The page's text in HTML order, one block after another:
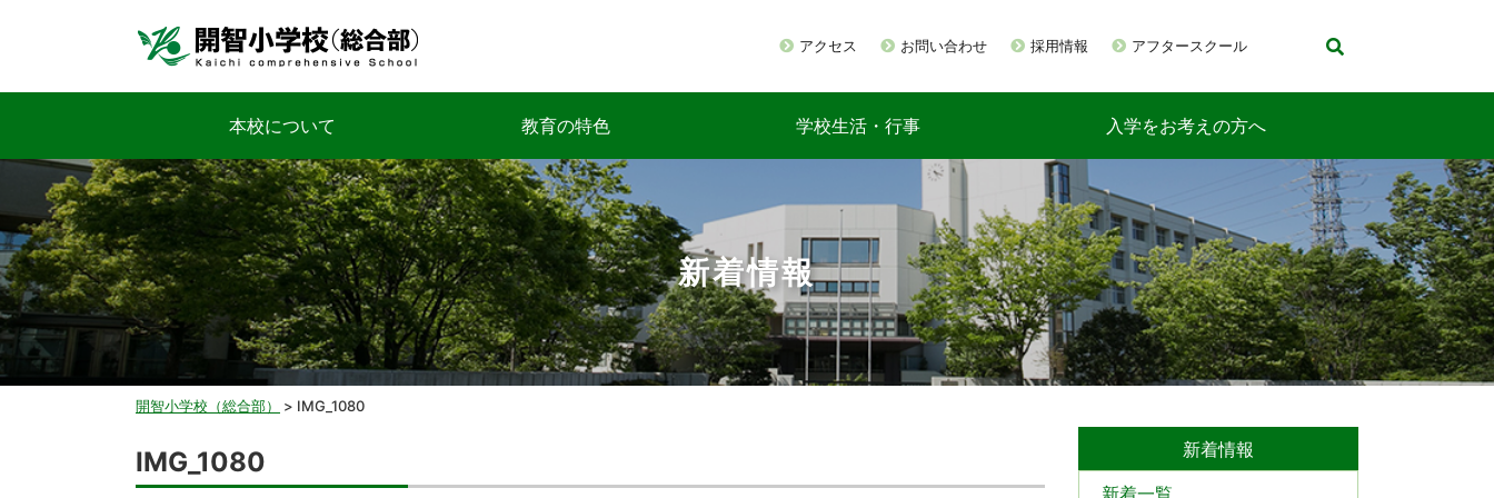
アクセス お問い合わせ 採用情報 アフタースクール
本校について 教育の特色 学校生活・行事 入学をお考えの方へ
新着情報
開智小学校（総合部） > IMG_1080
新着情報
新着一覧
IMG_1080